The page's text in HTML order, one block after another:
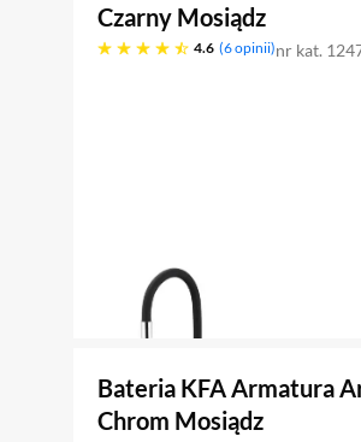
Czarny Mosiądz
4.6
4.6 gwiazdek 6 opinii nr kat.
Bateria KFA Armatura
Chrom Mosiądz